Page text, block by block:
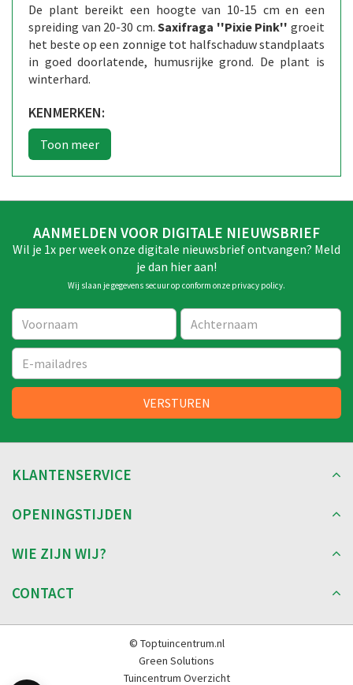
De plant bereikt een hoogte van 10-15 cm en een
spreiding van 20-30 cm.Saxifraga ''Pixie Pink'' groeit
het beste op een zonnige tot halfschaduw standplaats
in goed doorlatende, humusrijke grond. De plant is
winterhard.
KENMERKEN:
AANMELDEN VOOR DIGITALE NIEUWSBRIEF
Wil je 1x per week onze digitale nieuwsbrief ontvangen? Meld
je dan hier aan!
Wij slaan je gegevens secuur op conform onze privacy policy.
KLANTENSERVICE
OPENINGSTIJDEN
WIE ZIJN WIJ?
CONTACT
© Toptuincentrum.nl
Green Solutions
Tuincentrum Overzicht